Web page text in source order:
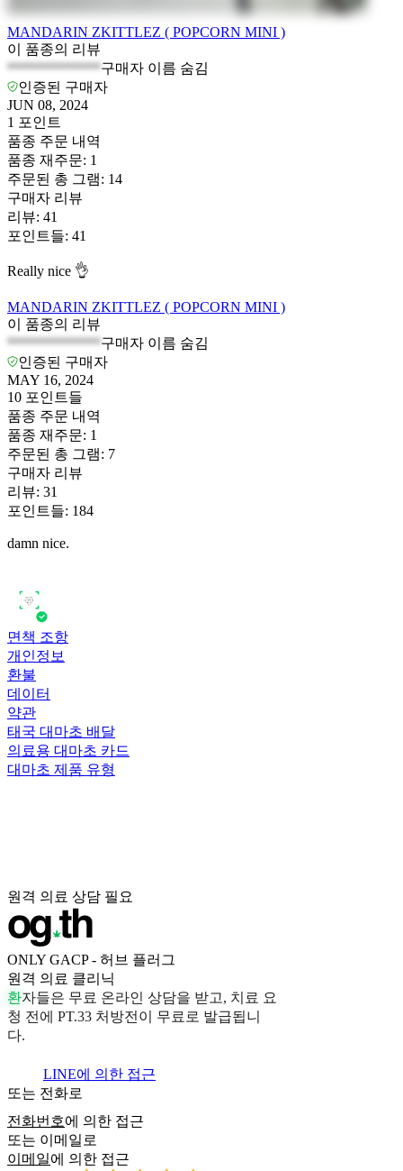
MANDARIN ZKITTLEZ ( POPCORN MINI )
이 품종의 리뷰
*************구매자 이름 숨김
인증된 구매자
JUN 08, 2024
1 포인트
품종 주문 내역
품종 재주문: 1
주문된 총 그램: 14
구매자 리뷰
리뷰: 41
포인트들: 41
Really nice 👌
MANDARIN ZKITTLEZ ( POPCORN MINI )
이 품종의 리뷰
*************구매자 이름 숨김
인증된 구매자
MAY 16, 2024
10 포인트들
품종 주문 내역
품종 재주문: 1
주문된 총 그램: 7
구매자 리뷰
리뷰: 31
포인트들: 184
damn nice.
면책 조항
개인정보
환불
데이터
약관
태국 대마초 배달
의료용 대마초 카드
대마초 제품 유형
원격 의료 상담 필요
ONLY GACP - 허브 플러그
원격 의료 클리닉
환자들은 무 료 온라인 상담을 받고, 치 료 요
청 전 에 PT.33 처 방전 이 무 료 로 발급됩니
다.
LINE에 의한 접근
또는 전화로
전화번호에 의한 접근
또는 이메일로
이메일에 의한 접근